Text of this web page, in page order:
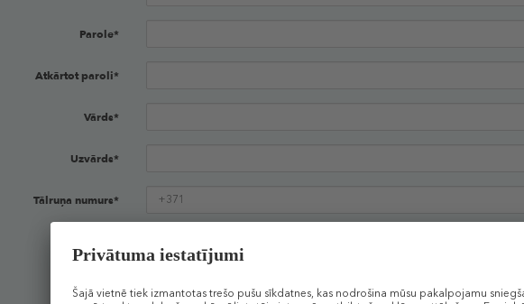
Parole*
Atkārtot paroli*
Vārds*
Uzvārds*
Tālruņa numurs*